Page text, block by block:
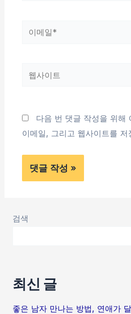
트
다음 번 댓글 작성을 위해
이메일, 그리고 웹사이트를 저
검색
최신 글
좋은 남자 만나는 방법, 연애가